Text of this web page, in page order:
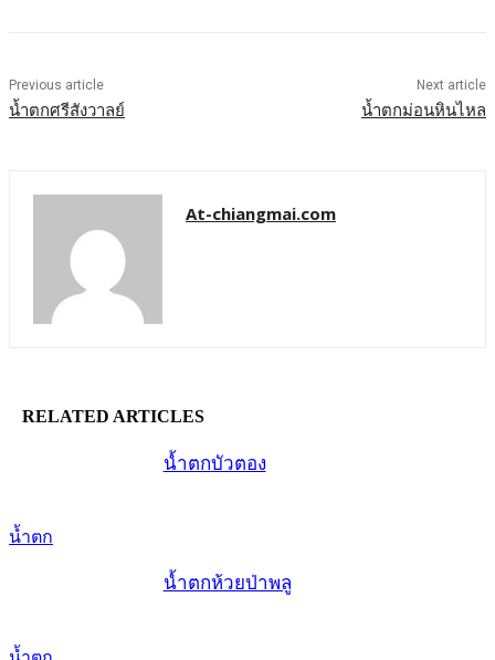
Previous article
น้ำตกศรีสังวาลย์
Next article
น้ำตกม่อนหินไหล
At-chiangmai.com
RELATED ARTICLES
น้ำตก
น้ำตกบัวตอง
น้ำตกห้วยป่าพลู